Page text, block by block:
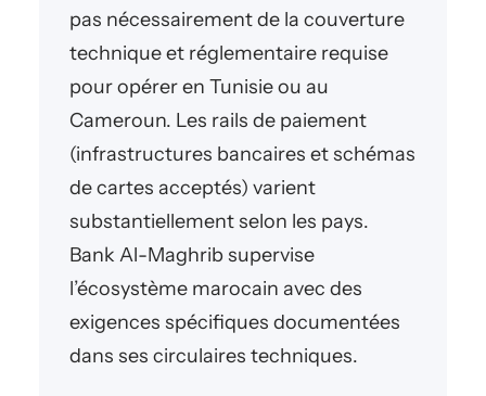
pas nécessairement de la couverture
technique et réglementaire requise
pour opérer en Tunisie ou au
Cameroun. Les rails de paiement
(infrastructures bancaires et schémas
de cartes acceptés) varient
substantiellement selon les pays.
Bank Al-Maghrib supervise
l’écosystème marocain avec des
exigences spécifiques documentées
dans ses circulaires techniques.